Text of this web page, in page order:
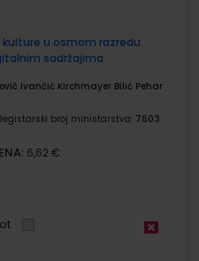
kulture u osmom razredu
sadržajima
Ivančić Kirchmayer Bilić Pehar
broj ministarstva: 7603
6,62 €